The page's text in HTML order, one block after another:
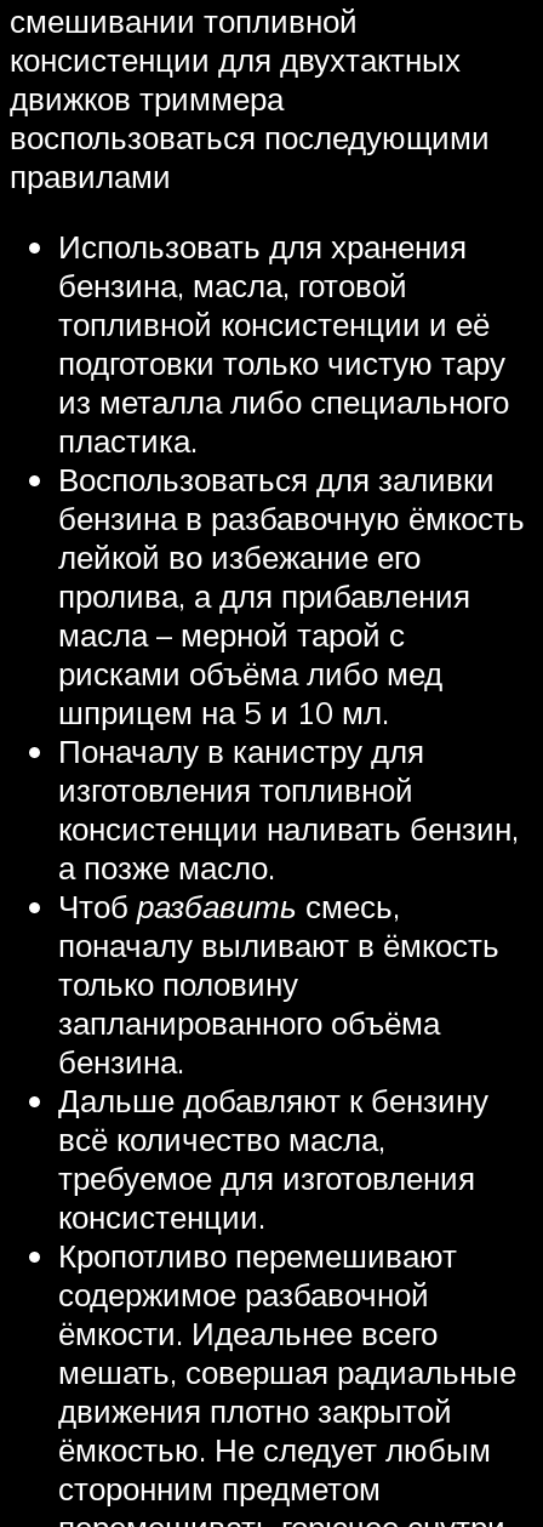
смешивании топливной
консистенции для двухтактных
движков триммера
воспользоваться последующими
правилами
Использовать для хранения
бензина, масла, готовой
топливной консистенции и её
подготовки только чистую тару
из металла либо специального
пластика.
Воспользоваться для заливки
бензина в разбавочную ёмкость
лейкой во избежание его
пролива, а для прибавления
масла – мерной тарой с
рисками объёма либо мед
шприцем на 5 и 10 мл.
Поначалу в канистру для
изготовления топливной
консистенции наливать бензин,
а позже масло.
Чтоб разбавить смесь,
поначалу выливают в ёмкость
только половину
запланированного объёма
бензина.
Дальше добавляют к бензину
всё количество масла,
требуемое для изготовления
консистенции.
Кропотливо перемешивают
содержимое разбавочной
ёмкости. Идеальнее всего
мешать, совершая радиальные
движения плотно закрытой
ёмкостью. Не следует любым
сторонним предметом